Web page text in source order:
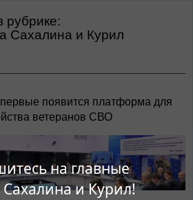
на главные
Сахалина и Курил!
Сахалина и Курил
появится платформа для
ветеранов СВО